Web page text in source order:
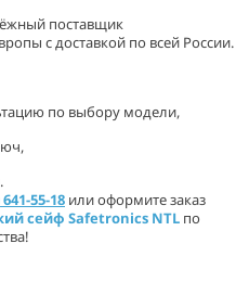
поставщик
с доставкой по всей России.
по выбору модели,
55-18 или оформите заказ
сейф Safetronics NTL по